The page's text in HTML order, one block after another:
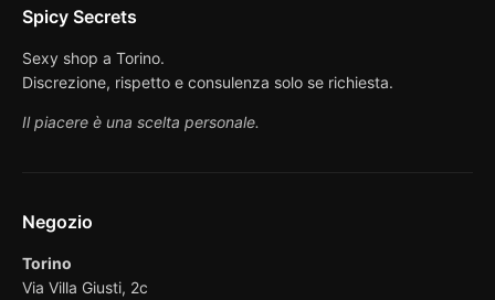
Spicy Secrets
Sexy shop a Torino.
Discrezione, rispetto e consulenza solo se richiesta.
Il piacere è una scelta personale.
Negozio
Torino
Via Villa Giusti, 2c